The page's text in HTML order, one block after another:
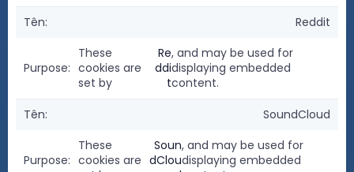
Reddit
These
cookies are
set by
Re
ddi
t
, and may be used for
displaying embedded
content.
SoundCloud
These
cookies are
Soun
dClou
, and may be used for
displaying embedded